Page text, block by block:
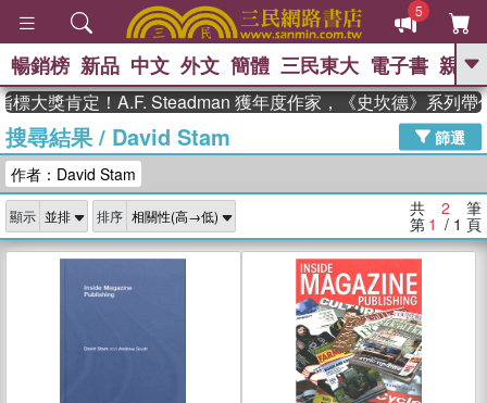
5
GO
熱搜： 高希均教授回憶錄
、 The Odyssey 、 父親節 、 如果歷
獎 臺灣漫遊錄 、 方念華 、 台灣的李
登輝時代
數學女孩：黎曼猜想 、
偉大的迷走神經
暢銷榜 新品 中文 外文 簡體 三民東大 電子書 親子
大獎肯定！A.F. Steadman 獲年度作家，《史坎德》系列帶
搜尋結果/ David Stam
篩選
作者：David Stam
顯示 排序 共 2 筆
第 1 / 1 頁